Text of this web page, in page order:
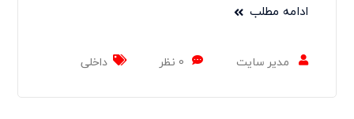
ادامه مطلب
مدیر سایت 0 نظر داخلی